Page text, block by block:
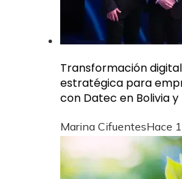
Transformación digital
estratégica para
con Datec en Bolivia
Marina CifuentesHace